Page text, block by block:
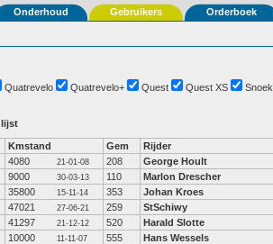
Onderhoud Gebruikers Orderboek
Quatrevelo Quatrevelo+ Quest Quest XS Snoek
lijst
Kmstand Gem Rijder
4080 21-01-08 208 George Hoult
9000 30-03-13 110 Marlon Drescher
35800 15-11-14 353 Johan Kroes
47021 27-06-21 259 StSchiwy
41297 21-12-12 520 Harald Slotte
10000 11-11-07 555 Hans Wessels